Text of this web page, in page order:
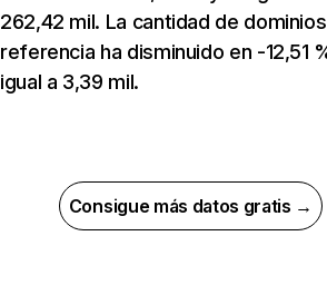
262,42 mil. La cantidad de
referencia ha disminuido en -12,51
igual a 3,39 mil.
Consigue más datos gratis →